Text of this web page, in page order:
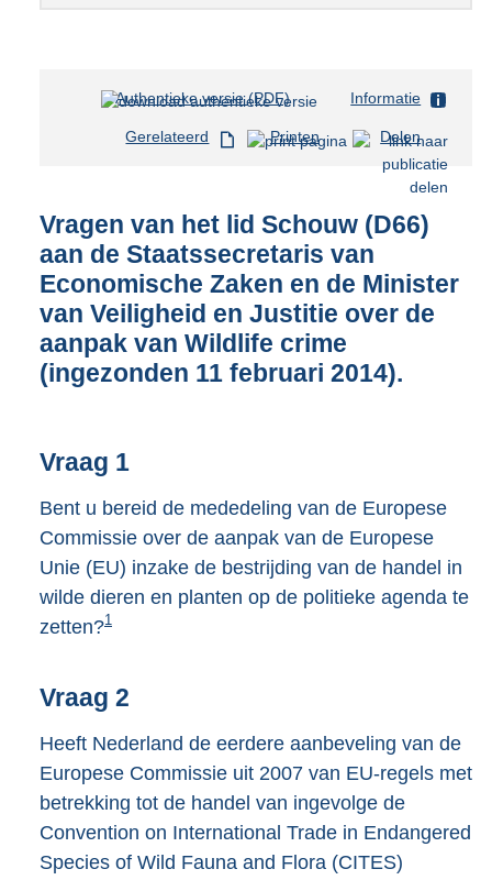
Authentieke versie (PDF)b
s
n
d
s
g
r
o
t
K
b
Informatie
Gerelateerd Printen Delen
Vragen van het lid Schouw (D66)
aan de Staatssecretaris van
Economische Zaken en de Minister
van Veiligheid en Justitie over de
aanpak van Wildlife crime
(ingezonden 11 februari 2014).
Vraag 1
Bent u bereid de mededeling van de Europese
Commissie over de aanpak van de Europese
Unie (EU) inzake de bestrijding van de handel in
wilde dieren en planten op de politieke agenda te
zetten?1
Vraag 2
Heeft Nederland de eerdere aanbeveling van de
Europese Commissie uit 2007 van EU-regels met
betrekking tot de handel van ingevolge de
Convention on International Trade in Endangered
Species of Wild Fauna and Flora (CITES)